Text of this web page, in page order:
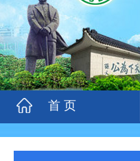
首 页